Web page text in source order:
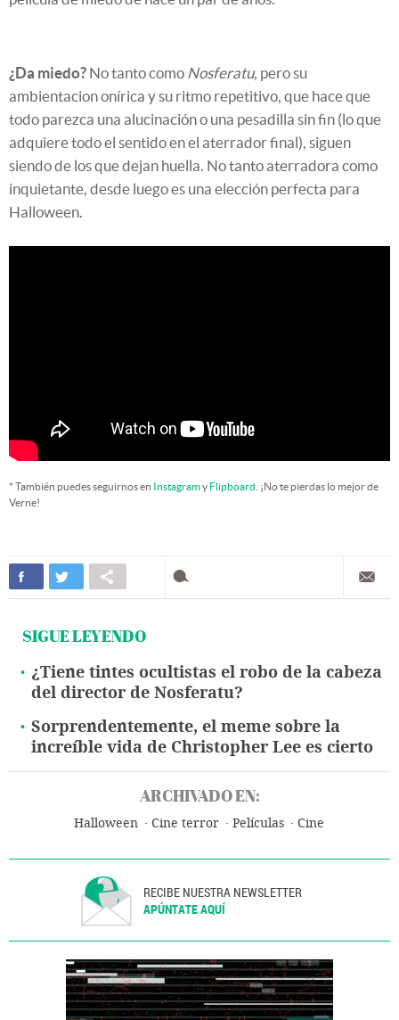
¿Da miedo? No tanto como Nosferatu, pero su
ambientacion onírica y su ritmo repetitivo, que hace que
todo parezca una alucinación o una pesadilla sin fin (lo que
adquiere todo el sentido en el aterrador final), siguen
siendo de los que dejan huella. No tanto aterradora como
inquietante, desde luego es una elección perfecta para
Halloween.
* También puedes seguirnos en Instagramy Flipboard . ¡No te pierdas lo mejor de
Verne!
SIGUE LEYENDO
¿Tiene tintes ocultistas el robo de la cabeza
del director de Nosferatu?
Sorprendentemente, el meme sobre la
increíble vida de Christopher Lee es cierto
ARCHIVADO EN:
Halloween Cine terror Películas Cine
RECIBE NUESTRA NEWSLETTER
APÚNTATE AQUÍ